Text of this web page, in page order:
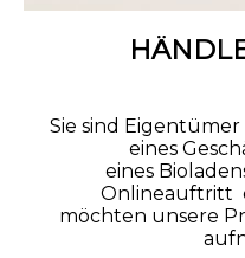
Sie sind
eines
eines
Onlineauftritt
möchten unsere
Farben invertieren